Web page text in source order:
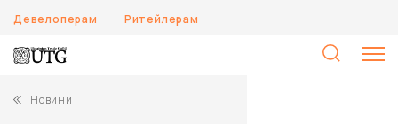
Девелоперам Ритейлерам
Новини